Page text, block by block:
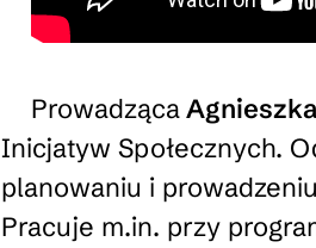
Prowadząca
Inicjatyw Społecznych.
planowaniu i
Pracuje m.in. przy